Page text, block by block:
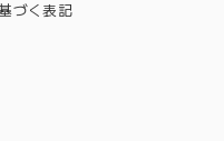
づく表記